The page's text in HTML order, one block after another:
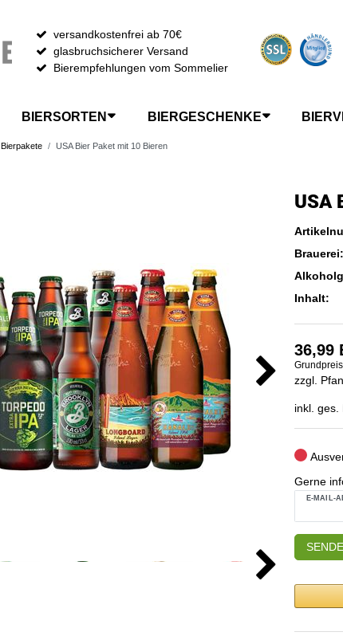
versandkostenfrei ab 70€
glasbruchsicherer Versand
Bierempfehlungen vom Sommelier
BIERSORTEN BIERGESCHENKE
Bierpakete USA Bier Paket mit 10 Bieren
USA
Brauerei:
Inhalt:
36,99
Grundpreis
zzgl.
inkl. ges.
Gerne
E-MAIL-